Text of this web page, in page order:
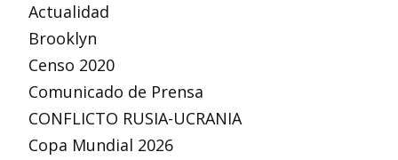
Actualidad
Brooklyn
Censo 2020
Comunicado de Prensa
CONFLICTO RUSIA-UCRANIA
Copa Mundial 2026